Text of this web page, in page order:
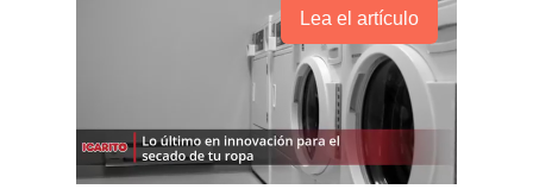
Lea el artículo